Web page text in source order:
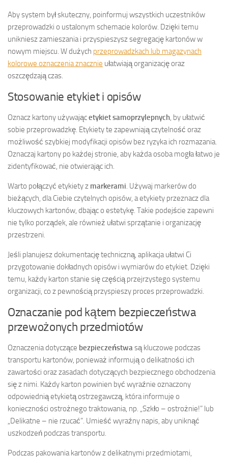
Aby system był skuteczny, poinformuj wszystkich uczestników
przeprowadzki o ustalonym schemacie kolorów. Dzięki temu
unikniesz zamieszania i przyspieszysz segregację kartonów w
nowym miejscu. W dużych przeprowadzkach lub magazynach
kolorowe oznaczenia znacznie ułatwiają organizację oraz
oszczędzają czas.
Stosowanie etykiet i opisów
Oznacz kartony używającetykiet samoprzylepnych , by ułatwić
sobie przeprowadzkę. Etykiety te zapewniają czytelność oraz
możliwość szybkiej modyfikacji opisów bez ryzyka ich rozmazania.
Oznaczaj kartony po każdej stronie, aby każda osoba mogła łatwo je
zidentyfikować, nie otwierając ich.
Warto połączyć etykiety z markerami . Używaj markerów do
bieżących, dla Ciebie czytelnych opisów, a etykiety przeznacz dla
kluczowych kartonów, dbając o estetykę. Takie podejście zapewni
nie tylko porządek, ale również ułatwi sprzątanie i organizację
przestrzeni.
Jeśli planujesz dokumentację techniczną, aplikacja ułatwi Ci
przygotowanie dokładnych opisów i wymiarów do etykiet. Dzięki
temu, każdy karton stanie się częścią przejrzystego systemu
organizacji, co z pewnością przyspieszy proces przeprowadzki.
Oznaczanie pod kątem bezpieczeństwa
przewożonych przedmiotów
Oznaczenia dotyczące bezpieczeństwa są kluczowe podczas
transportu kartonów, ponieważ informują o delikatności ich
zawartości oraz zasadach dotyczących bezpiecznego obchodzenia
się z nimi. Każdy karton powinien być wyraźnie oznaczony
odpowiednią etykietą ostrzegawczą, która informuje o
konieczności ostrożnego traktowania, np. „Szkło – ostrożnie!” lub
„Delikatne – nie rzucać”. Umieść wyraźny napis, aby uniknąć
uszkodzeń podczas transportu.
Podczas pakowania kartonów z delikatnymi przedmiotami,